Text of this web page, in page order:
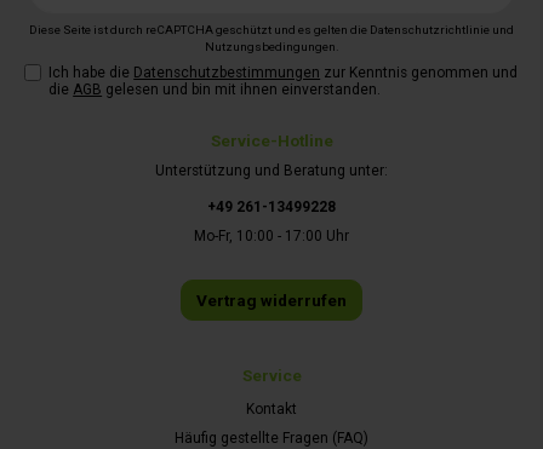
Service-Hotline
Unterstützung und Beratung unter:
+49 261-13499228
Mo-Fr, 10:00 - 17:00 Uhr
Vertrag widerrufen
Service
Kontakt
Häufig gestellte Fragen (FAQ)
Diese Seite ist durch reCAPTCHA geschützt und es gelten die Datenschutzrichtlinie und
Nutzungsbedingungen.
Ich habe die Datenschutzbestimmungen zur Kenntnis genommen und
die AGB gelesen und bin mit ihnen einverstanden.